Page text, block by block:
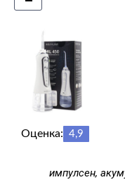
Оценка: 4,9
импулсен,